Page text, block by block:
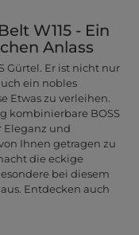
W115 - Ein
Anlass
Gürtel. Er ist nicht nur
ein nobles
Etwas zu verleihen.
kombinierbare BOSS
Eleganz und
Ihnen getragen zu
die eckige
bei diesem
Entdecken auch